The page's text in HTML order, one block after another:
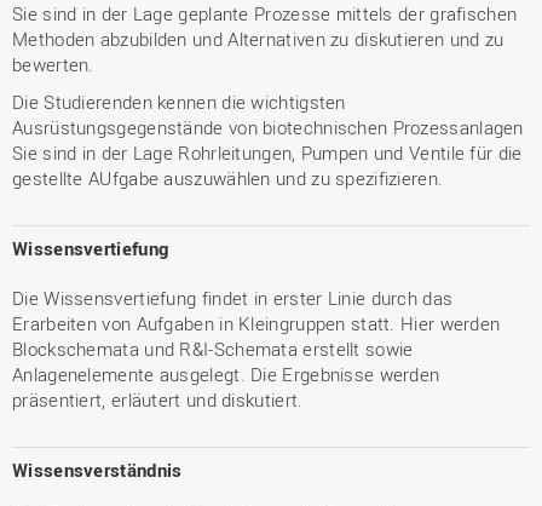
Sie sind in der Lage geplante Prozesse mittels der grafischen
Methoden abzubilden und Alternativen zu diskutieren und zu
bewerten.
Die Studierenden kennen die wichtigsten
Ausrüstungsgegenstände von biotechnischen Prozessanlagen
Sie sind in der Lage Rohrleitungen, Pumpen und Ventile für die
gestellte AUfgabe auszuwählen und zu spezifizieren.
Wissensvertiefung
Die Wissensvertiefung findet in erster Linie durch das
Erarbeiten von Aufgaben in Kleingruppen statt. Hier werden
Blockschemata und R&I-Schemata erstellt sowie
Anlagenelemente ausgelegt. Die Ergebnisse werden
präsentiert, erläutert und diskutiert.
Wissensverständnis